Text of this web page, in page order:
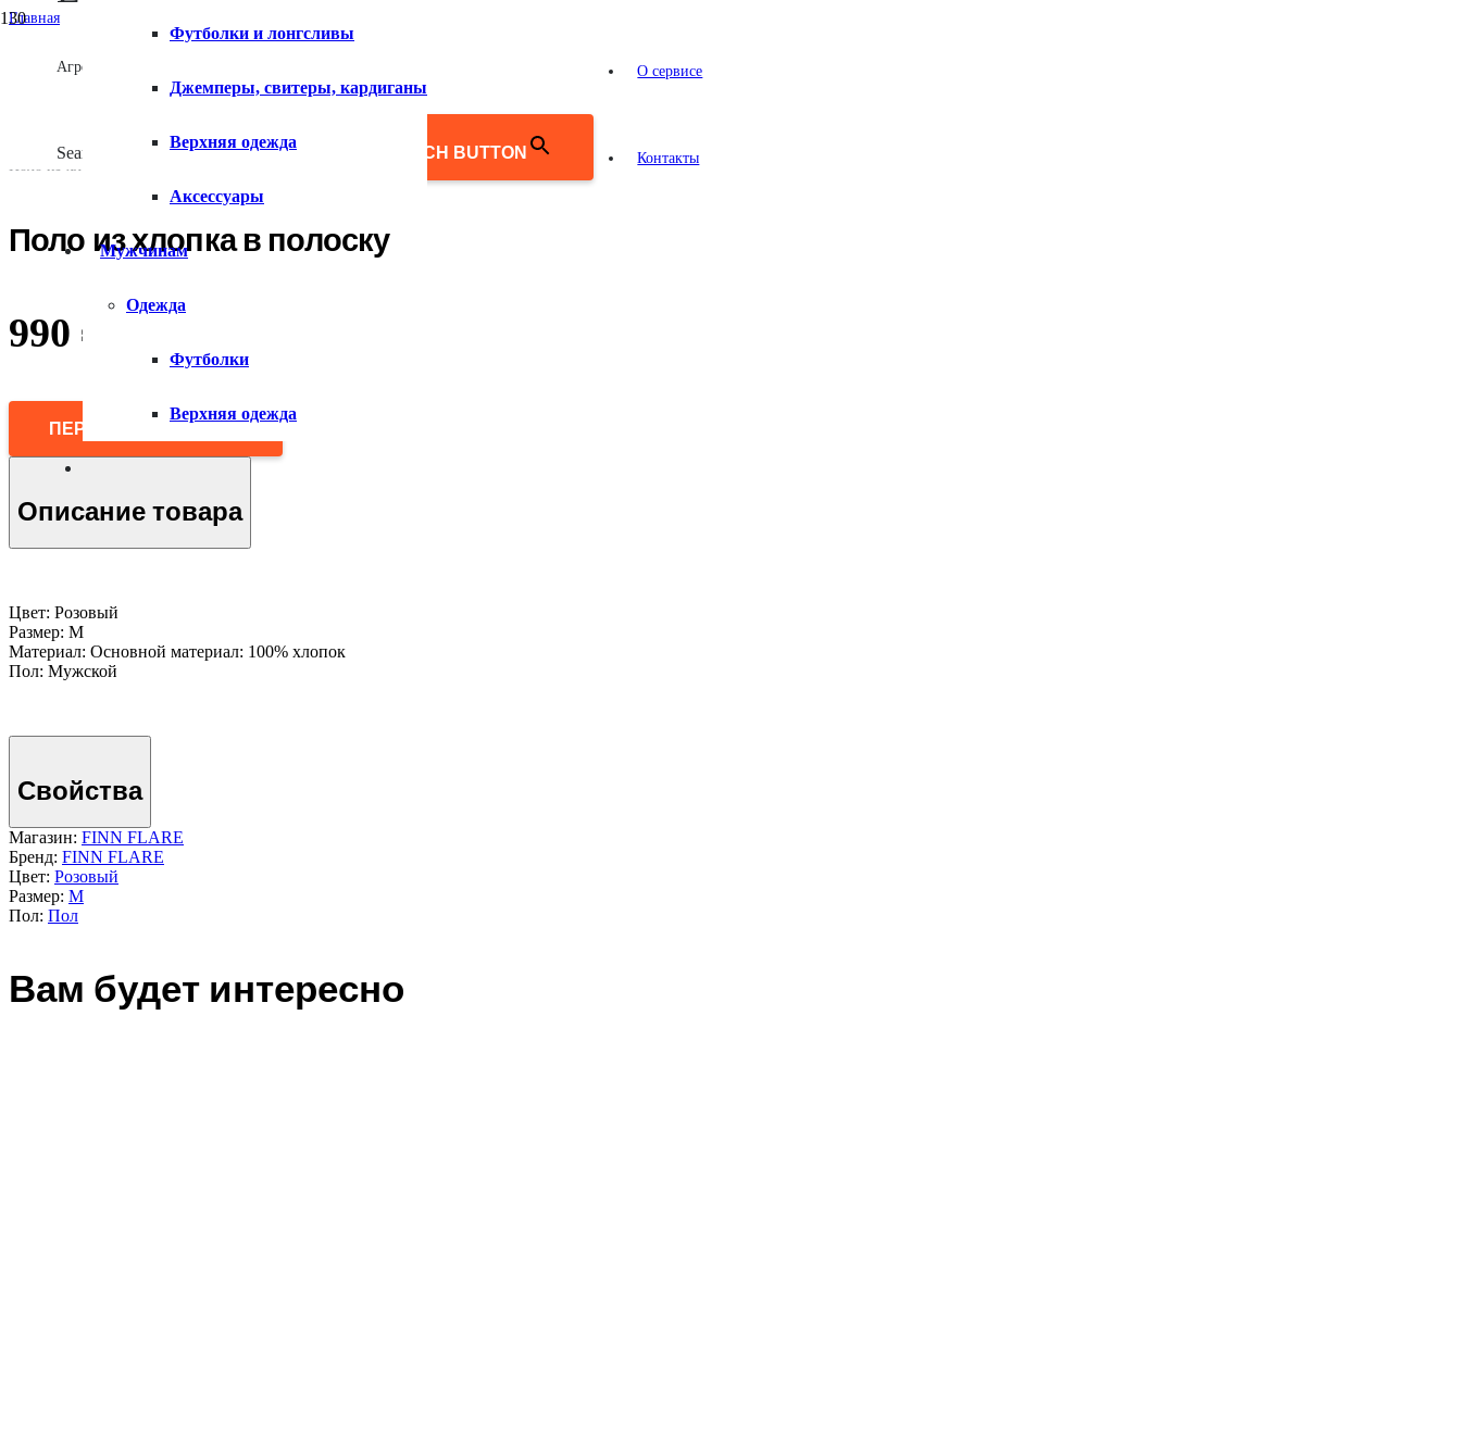
Агрегатор товаров
Search for: SEARCH BUTTON
О сервисе
Контакты
Футболки и лонгсливы
Джемперы, свитеры, кардиганы
Верхняя одежда
Аксессуары
Мужчинам
Одежда
Футболки
Верхняя одежда
Главная
Поло из хлопка в полоску
990 ₽
ПЕРЕЙТИ В МАГАЗИН
Описание товара
Цвет: Розовый
Размер: M
Материал: Основной материал: 100% хлопок
Пол: Мужской
Свойства
Магазин: FINN FLARE
Бренд: FINN FLARE
Цвет: Розовый
Размер: M
Пол: Пол
Вам будет интересно